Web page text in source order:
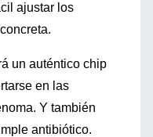
ajustar los
un auténtico chip
en las
Y también
antibiótico.